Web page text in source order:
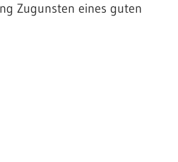
Zugunsten eines guten